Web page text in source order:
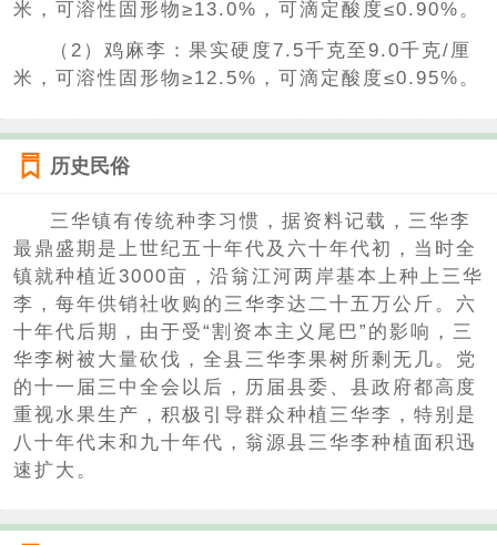
米，可溶性固形物≥13.0%，可滴定酸度≤0.90%。
（2）鸡麻李：果实硬度7.5千克至9.0千克/厘
米，可溶性固形物≥12.5%，可滴定酸度≤0.95%。
历史民俗
三华镇有传统种李习惯，据资料记载，三华李
最鼎盛期是上世纪五十年代及六十年代初，当时全
镇就种植近3000亩，沿翁江河两岸基本上种上三华
李，每年供销社收购的三华李达二十五万公斤。六
十年代后期，由于受“割资本主义尾巴”的影响，三
华李树被大量砍伐，全县三华李果树所剩无几。党
的十一届三中全会以后，历届县委、县政府都高度
重视水果生产，积极引导群众种植三华李，特别是
八十年代末和九十年代，翁源县三华李种植面积迅
速扩大。